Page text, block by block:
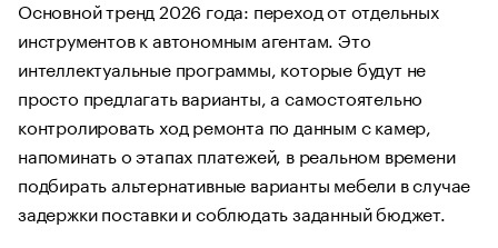
Основной тренд 2026 года: переход от отдельных
инструментов к автономным агентам. Это
интеллектуальные программы, которые будут не
просто предлагать варианты, а самостоятельно
контролировать ход ремонта по данным с камер,
напоминать о этапах платежей, в реальном времени
подбирать альтернативные варианты мебели в случае
задержки поставки и соблюдать заданный бюджет.